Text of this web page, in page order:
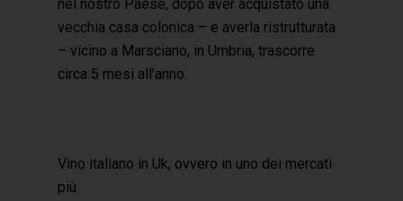
Hit enter to search or ESC to close
nel nostro Paese, dopo aver acquistato una
vecchia casa colonica – e averla ristrutturata
– vicino a Marsciano, in Umbria, trascorre
circa 5 mesi all’anno.
Vino italiano in Uk, ovvero in uno dei mercati
più